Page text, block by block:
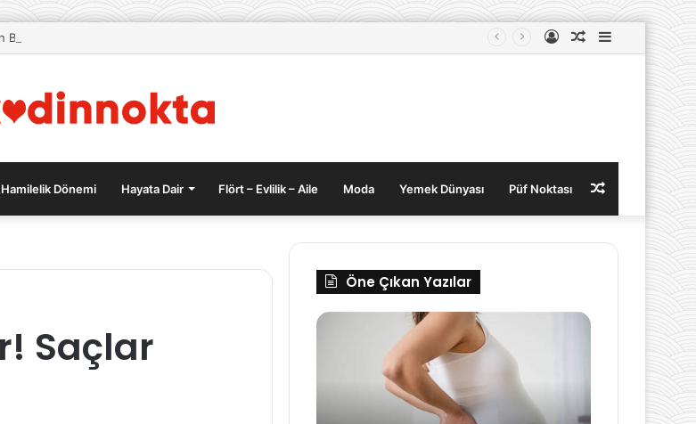
Beslenme Önerileri
Kenar
Bölmesi
Rastgele
Kayıt
Hamilelik Dönemi Hayata Dair Flört – Evlilik – Aile Moda Yemek Dünyası Püf Noktası Rastgele
Makale
Saçlar
Öne Çıkan Yazılar
Hastalığı
Nedir?
Hamilelikte
Çalışan
Kolaylaştıracak
Tavsiyeler